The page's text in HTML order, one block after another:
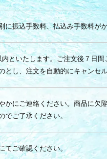
に振込手数料、払込み手数料が
内といたします。ご注文後７日
とし、注文を自動的にキャンセ
かにご連絡ください。商品に欠
でご了承ください。
てご確認ください。